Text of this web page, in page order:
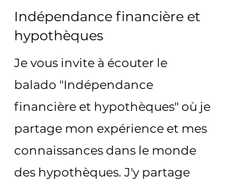
Indépendance financière et
hypothèques
Je vous invite à écouter le
balado "Indépendance
financière et hypothèques" où je
partage mon expérience et mes
connaissances dans le monde
des hypothèques. J'y partage